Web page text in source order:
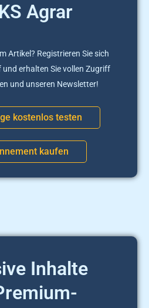
Agrar
Artikel? Registrieren Sie sich
erhalten Sie vollen Zugriff
und unseren Newsletter!
kostenlos testen
kaufen
Inhalte